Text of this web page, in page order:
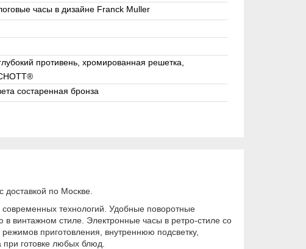
часы в дизайне Franck Muller
противень, хромированная решетка,
состаренная бронза
по Москве.
технологий. Удобные поворотные
винтажном стиле. Электронные часы в ретро-стиле со
приготовления, внутреннюю подсветку,
готовке любых блюд.